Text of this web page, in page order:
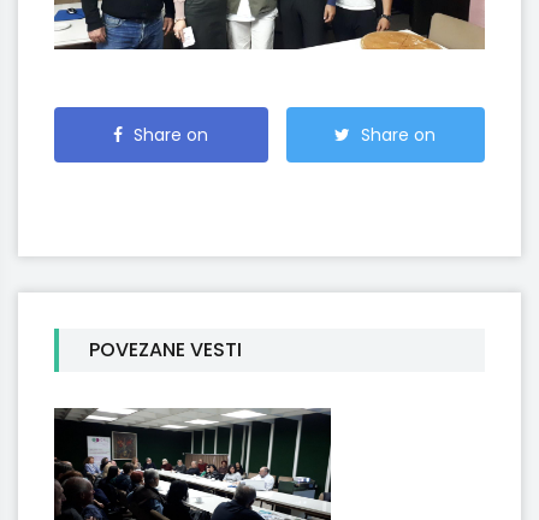
Share on Share on
POVEZANE VESTI